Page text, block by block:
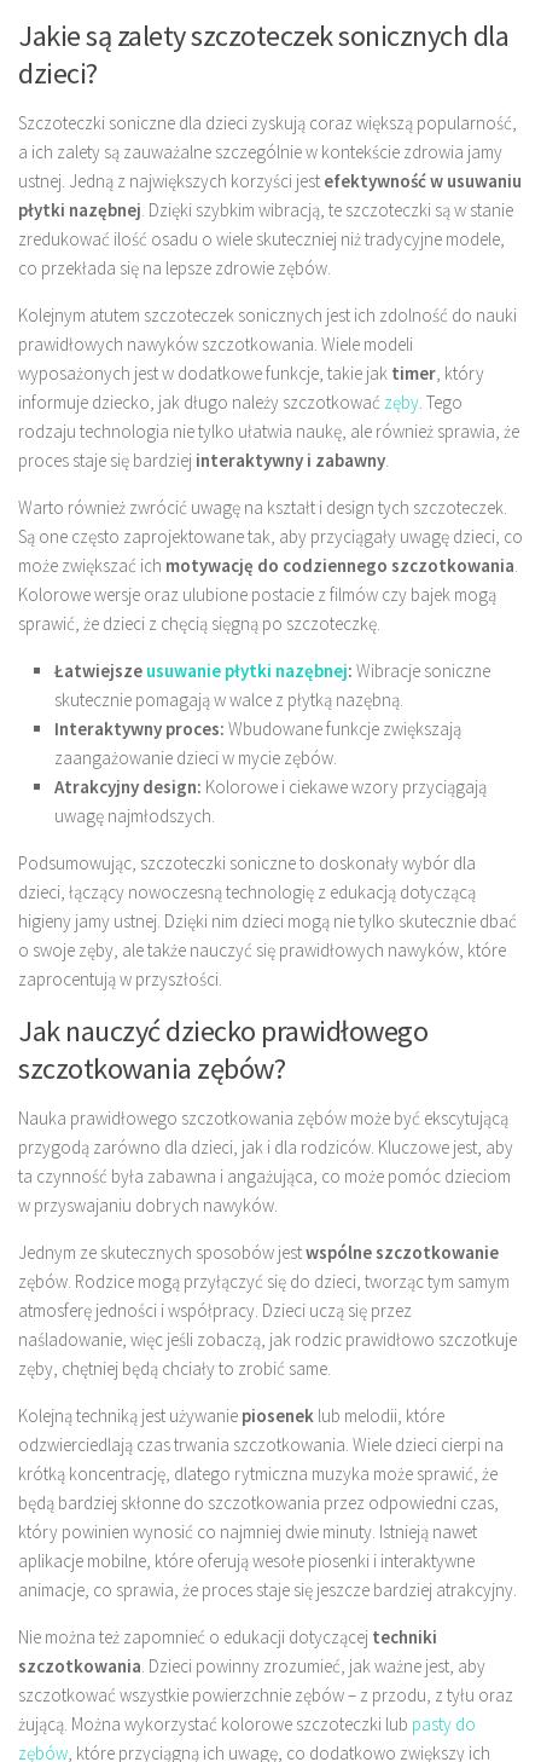
Jakie są zalety szczoteczek sonicznych dla
dzieci?
Szczoteczki soniczne dla dzieci zyskują coraz większą popularność,
a ich zalety są zauważalne szczególnie w kontekście zdrowia jamy
ustnej. Jedną z największych korzyści jest efektywność w usuwaniu
płytki nazębnej . Dzięki szybkim wibracją, te szczoteczki są w stanie
zredukować ilość osadu o wiele skuteczniej niż tradycyjne modele,
co przekłada się na lepsze zdrowie zębów.
Kolejnym atutem szczoteczek sonicznych jest ich zdolność do nauki
prawidłowych nawyków szczotkowania. Wiele modeli
wyposażonych jest w dodatkowe funkcje, takie jak timer , który
informuje dziecko, jak długo należy szczotkować zęby . Tego
rodzaju technologia nie tylko ułatwia naukę, ale również sprawia, że
proces staje się bardziej interaktywny i zabawny
Warto również zwrócić uwagę na kształt i design tych szczoteczek.
Są one często zaprojektowane tak, aby przyciągały uwagę dzieci, co
może zwiększać ich motywację do codziennego szczotkowania
Kolorowe wersje oraz ulubione postacie z filmów czy bajek mogą
sprawić, że dzieci z chęcią sięgną po szczoteczkę.
Łatwiejsze usuwanie płytki nazębnej: Wibracje soniczne
skutecznie pomagają w walce z płytką nazębną.
Interaktywny proces: Wbudowane funkcje zwiększają
zaangażowanie dzieci w mycie zębów.
Atrakcyjny design: Kolorowe i ciekawe wzory przyciągają
uwagę najmłodszych.
Podsumowując, szczoteczki soniczne to doskonały wybór dla
dzieci, łączący nowoczesną technologię z edukacją dotyczącą
higieny jamy ustnej. Dzięki nim dzieci mogą nie tylko skutecznie dbać
o swoje zęby, ale także nauczyć się prawidłowych nawyków, które
zaprocentują w przyszłości.
Jak nauczyć dziecko prawidłowego
szczotkowania zębów?
Nauka prawidłowego szczotkowania zębów może być ekscytującą
przygodą zarówno dla dzieci, jak i dla rodziców. Kluczowe jest, aby
ta czynność była zabawna i angażująca, co może pomóc dzieciom
w przyswajaniu dobrych nawyków.
Jednym ze skutecznych sposobów jestwspólne szczotkowanie
zębów. Rodzice mogą przyłączyć się do dzieci, tworząc tym samym
atmosferę jedności i współpracy. Dzieci uczą się przez
naśladowanie, więc jeśli zobaczą, jak rodzic prawidłowo szczotkuje
zęby, chętniej będą chciały to zrobić same.
Kolejną techniką jest używanie piosenek lub melodii, które
odzwierciedlają czas trwania szczotkowania. Wiele dzieci cierpi na
krótką koncentrację, dlatego rytmiczna muzyka może sprawić, że
będą bardziej skłonne do szczotkowania przez odpowiedni czas,
który powinien wynosić co najmniej dwie minuty. Istnieją nawet
aplikacje mobilne, które oferują wesołe piosenki i interaktywne
animacje, co sprawia, że proces staje się jeszcze bardziej atrakcyjny.
Nie można też zapomnieć o edukacji dotyczącej techniki
szczotkowania . Dzieci powinny zrozumieć, jak ważne jest, aby
szczotkować wszystkie powierzchnie zębów – z przodu, z tyłu oraz
żującą. Można wykorzystać kolorowe szczoteczki lub pasty do
zębów , które przyciągną ich uwagę, co dodatkowo zwiększy ich